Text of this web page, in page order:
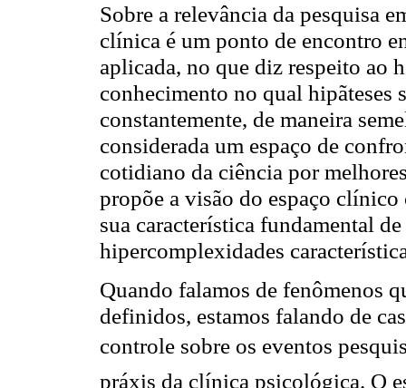
Sobre a relevância da pesquisa
clínica é um ponto de encontro
aplicada, no que diz respeito ao
conhecimento no qual hipãteses
constantemente, de maneira
considerada um espaço de
cotidiano da ciência por
propõe a visão do espaço
sua característica fundamental
hipercomplexidades
Quando falamos de fenômenos
definidos, estamos falando de
controle sobre os eventos
práxis da clínica psicológica. O